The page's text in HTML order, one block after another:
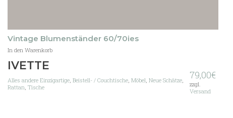
Vintage Blumenständer 60/70ies
In den Warenkorb
IVETTE
Alles andere Einzigartige Beistell- / Couchtische Möbel Neue Schätze
Rattan Tische
79,00€
zzgl.
Versand